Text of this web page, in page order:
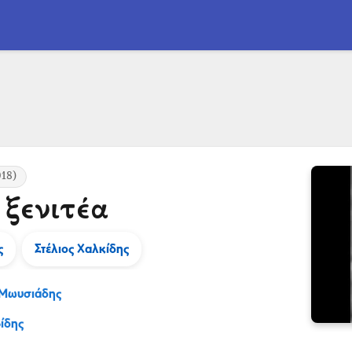
Στέλιος Χαλκίδης